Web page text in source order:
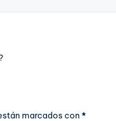
marcados con *